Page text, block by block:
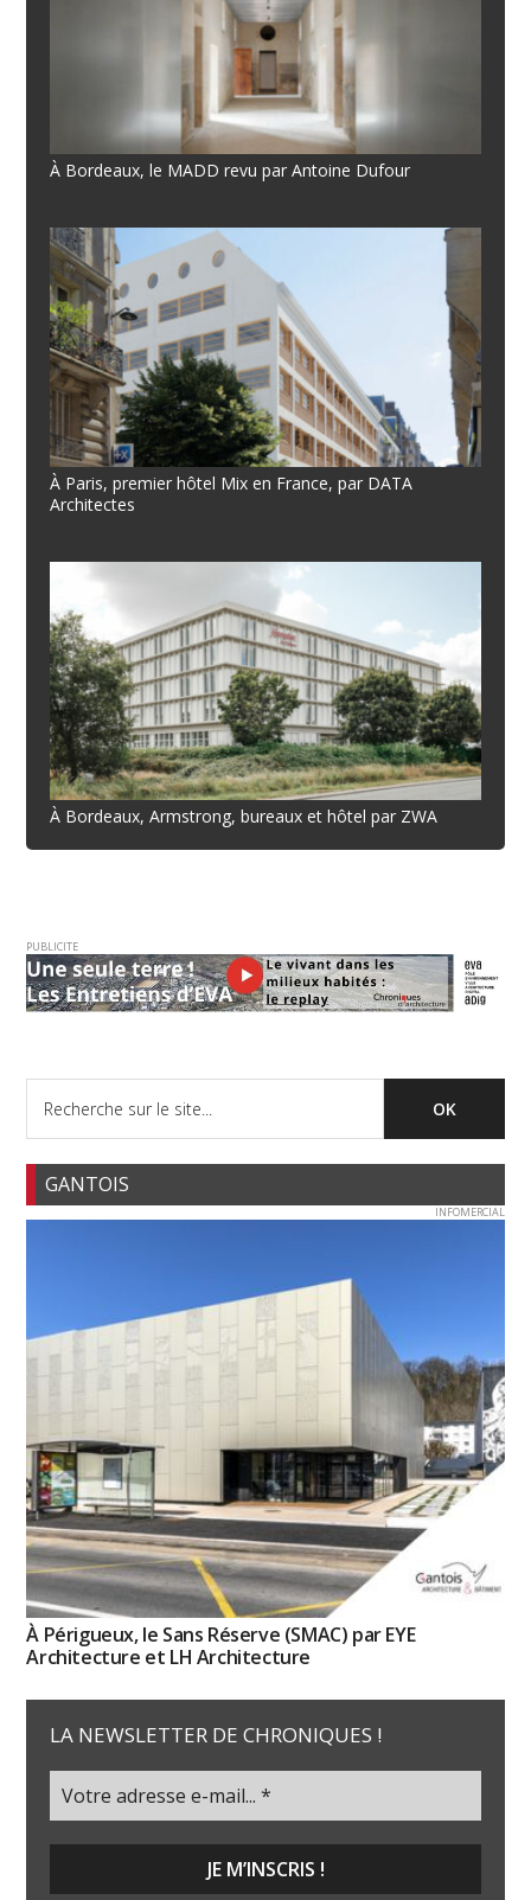
À Bordeaux, le MADD revu par Antoine Dufour
À Paris, premier hôtel Mix en France, par DATA
Architectes
À Bordeaux, Armstrong, bureaux et hôtel par ZWA
PUBLICITE
GANTOIS
INFOMERCIAL
À Périgueux, le Sans Réserve (SMAC) par EYE
Architecture et LH Architecture
LA NEWSLETTER DE CHRONIQUES !